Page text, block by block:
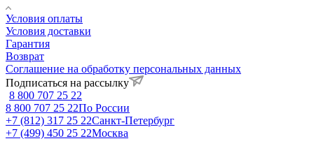
Условия оплаты
Условия доставки
Гарантия
Возврат
Соглашение на обработку персональных данных
Подписаться на рассылку
8 800 707 25 22
8 800 707 25 22По России
+7 (812) 317 25 22Санкт-Петербург
+7 (499) 450 25 22Москва